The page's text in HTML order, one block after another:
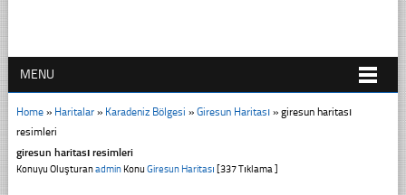
MENU
Home» Haritalar» Karadeniz Bölgesi » Giresun Haritası» giresun haritası
resimleri
giresun haritası resimleri
Konuyu OluşturanadminKonu Giresun Haritası [337 Tıklama ]